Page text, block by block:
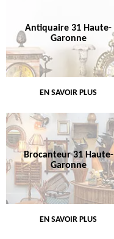
Antiquaire 31 Haute-
Garonne
EN SAVOIR PLUS
Brocanteur 31 Haute-
Garonne
EN SAVOIR PLUS